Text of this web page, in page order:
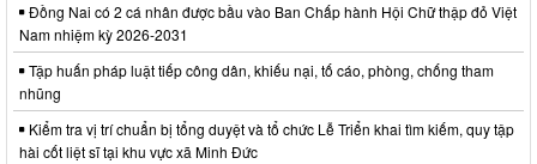
Đồng Nai có 2 cá nhân được bầu vào Ban Chấp hành Hội Chữ thập đỏ Việt
Nam nhiệm kỳ 2026-2031
Tập huấn pháp luật tiếp công dân, khiếu nại, tố cáo, phòng, chống tham
nhũng
Kiểm tra vị trí chuẩn bị tổng duyệt và tổ chức Lễ Triển khai tìm kiếm, quy tập
hài cốt liệt sĩ tại khu vực xã Minh Đức